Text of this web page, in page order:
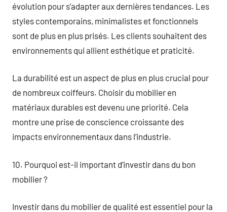
évolution pour s’adapter aux dernières tendances. Les
styles contemporains, minimalistes et fonctionnels
sont de plus en plus prisés. Les clients souhaitent des
environnements qui allient esthétique et praticité.
La durabilité est un aspect de plus en plus crucial pour
de nombreux coiffeurs. Choisir du mobilier en
matériaux durables est devenu une priorité. Cela
montre une prise de conscience croissante des
impacts environnementaux dans l’industrie.
10. Pourquoi est-il important d’investir dans du bon
mobilier ?
Investir dans du mobilier de qualité est essentiel pour la